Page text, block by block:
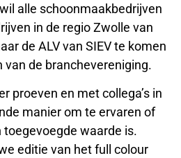
alle schoonmaakbedrijven
in de regio Zwolle van
de ALV van SIEV te komen
van de branchevereniging.
proeven en met collega’s in
manier om te ervaren of
waarde is.
editie van het full colour